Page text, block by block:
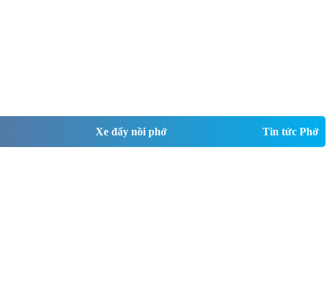
Xe đẩy nồi phở Tin tức Phở